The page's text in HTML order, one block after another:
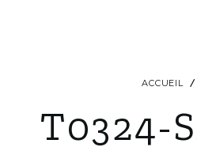
ACCUEIL
T0324-